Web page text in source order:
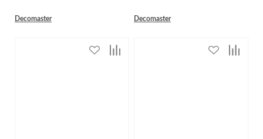
Decomaster Decomaster